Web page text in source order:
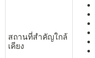
สถานที่สำคัญใกล้
เคียง